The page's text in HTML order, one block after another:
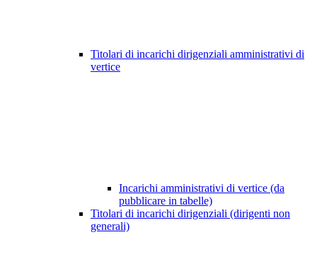
Titolari di incarichi dirigenziali amministrativi di
vertice
Incarichi amministrativi di vertice (da
pubblicare in tabelle)
Titolari di incarichi dirigenziali (dirigenti non
generali)